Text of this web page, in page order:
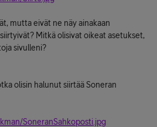
mutta eivät ne näy ainakaan
Mitkä olisivat oikeat asetukset,
sivulleni?
olisin halunut siirtää Soneran
SoneranSahkoposti.jpg